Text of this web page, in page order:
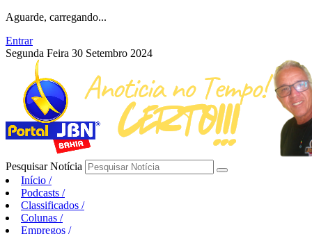
Aguarde, carregando...
Entrar
Segunda Feira 30 Setembro 2024
Pesquisar Notícia
Início /
Podcasts /
Classificados /
Colunas /
Empregos /